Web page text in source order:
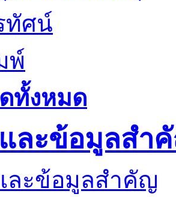
ทัศน์
พ์
ทั้งหมด
ละข้อมูลสำ